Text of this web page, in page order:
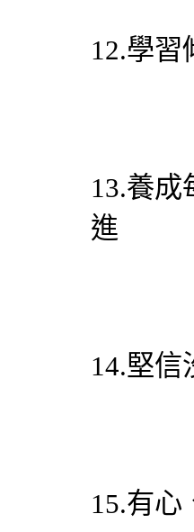
12.學習
13.養成
進
14.堅信
15.有心